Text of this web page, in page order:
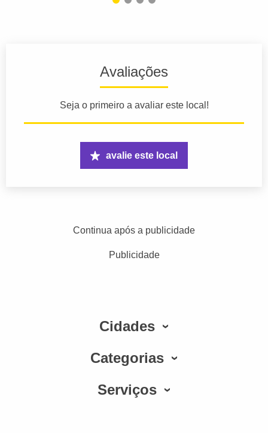
Avaliações
Seja o primeiro a avaliar este local!
avalie este local
Continua após a publicidade
Publicidade
Cidades
Categorias
Serviços